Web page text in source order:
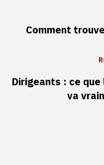
Comment
Dirigeants : ce
va